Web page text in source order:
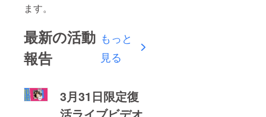
ます。
最新の活動
報告
もっと
見る
3月31日限定復
活ライブビデオ